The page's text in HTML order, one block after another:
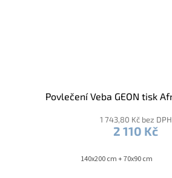
Povlečení Veba GEON tisk
1 743,80 Kč bez DPH
2 110 Kč
140x200 cm + 70x90 cm